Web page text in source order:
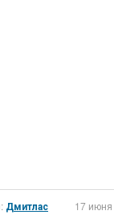
Дмитлас 17